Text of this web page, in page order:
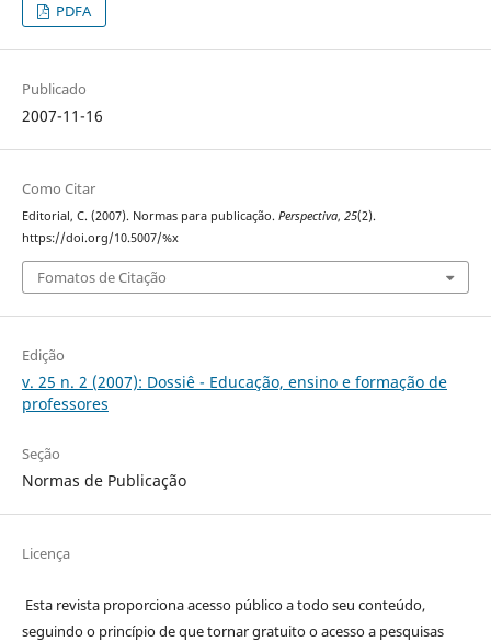
PDFA
Publicado
2007-11-16
Como Citar
Editorial, C. (2007). Normas para publicação. Perspectiva, 25(2).
https://doi.org/10.5007/%x
Fomatos de Citação
Edição
v. 25 n. 2 (2007): Dossiê - Educação, ensino e formação de
professores
Seção
Normas de Publicação
Licença
Esta revista proporciona acesso público a todo seu conteúdo,
seguindo o princípio de que tornar gratuito o acesso a pesquisas